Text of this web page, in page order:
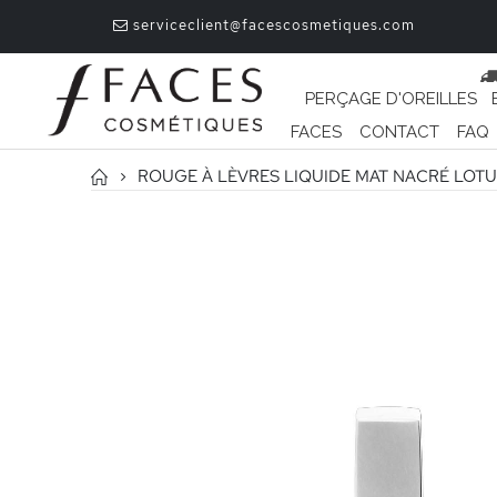
serviceclient@facescosmetiques.com
PERÇAGE D'OREILLES
FACES
CONTACT FAQ
ROUGE À LÈVRES LIQUIDE MAT NACRÉ